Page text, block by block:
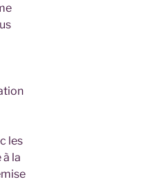
les
la